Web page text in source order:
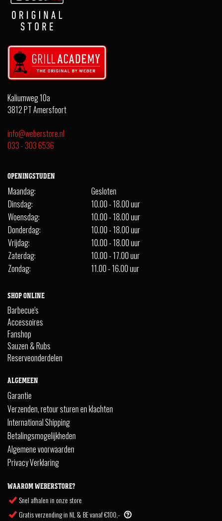
Kaliumweg 10a
3812 PT Amersfoort
info@weberstore.nl
033 - 303 6536
OPENINGSTIJDEN
Maandag:
Gesloten
Dinsdag:
10.00 - 18.00 uur
Woensdag:
10.00 - 18.00 uur
Donderdag:
10.00 - 18.00 uur
Vrijdag:
10.00 - 18.00 uur
Zaterdag:
10.00 - 17.00 uur
Zondag:
11.00 - 16.00 uur
SHOP ONLINE
Barbecue's
Accessoires
Fanshop
Sauzen & Rubs
Reserveonderdelen
ALGEMEEN
Garantie
Verzenden, retour sturen en klachten
International Shipping
Betalingsmogelijkheden
Algemene voorwaarden
Privacy Verklaring
WAAROM WEBERSTORE?
Snel afhalen in onze store
Gratis verzending in NL & BE vanaf €100,-